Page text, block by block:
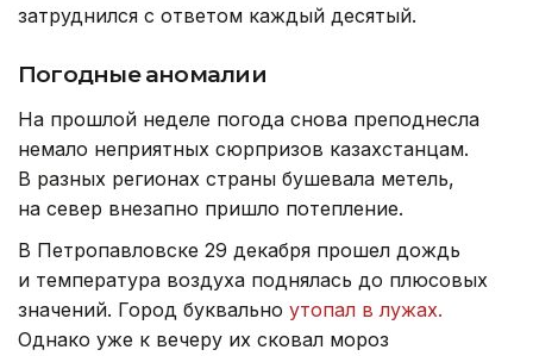
затруднился с ответом каждый десятый.
Погодные аномалии
На прошлой неделе погода снова преподнесла
немало неприятных сюрпризов казахстанцам.
В разных регионах страны бушевала метель,
на север внезапно пришло потепление.
В Петропавловске 29 декабря прошел дождь
и температура воздуха поднялась до плюсовых
значений. Город буквально утопал в лужах.
Однако уже к вечеру их сковал мороз